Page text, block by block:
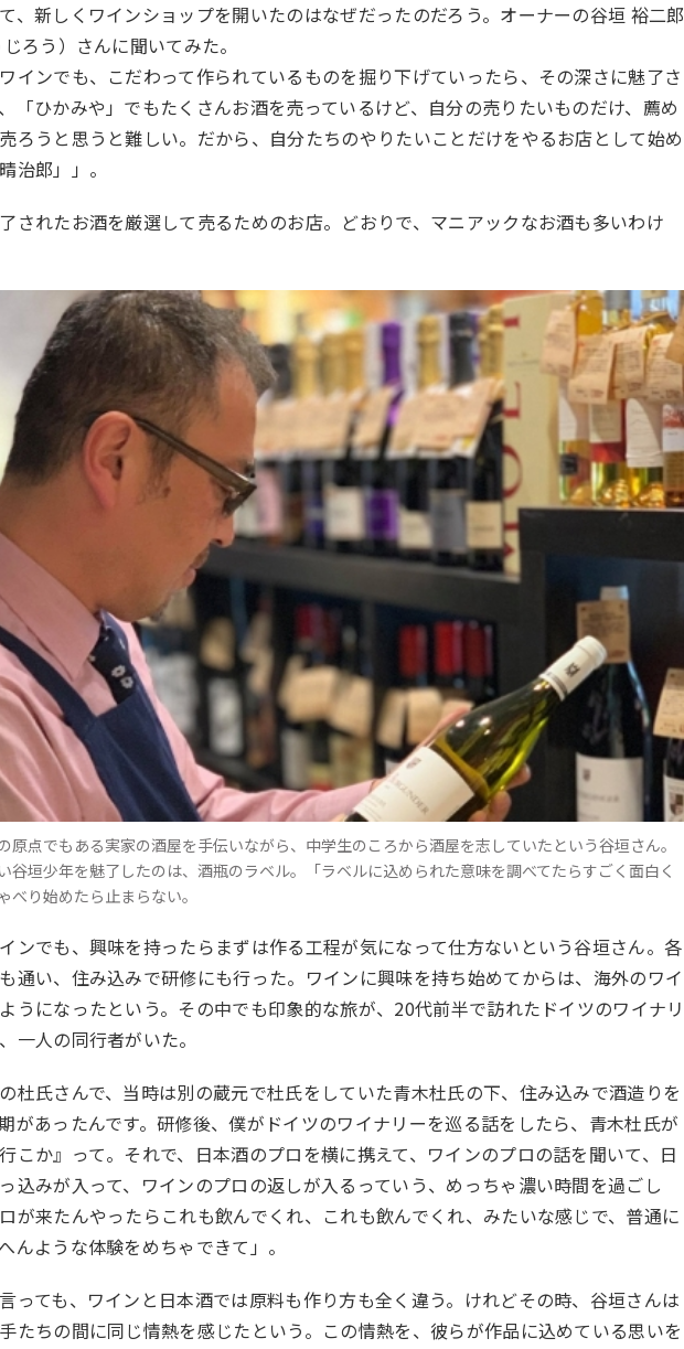
、新しくワインショップを開いたのはなぜだったのだろう。オーナーの谷垣 裕二郎
じろう）さんに聞いてみた。
インでも、こだわって作られているものを掘り下げていったら、その深さに魅了さ
「ひかみや」でもたくさんお酒を売っているけど、自分の売りたいものだけ、薦め
ろうと思うと難しい。だから、自分たちのやりたいことだけをやるお店として始め
治郎」」。
されたお酒を厳選して売るためのお店。どおりで、マニアックなお酒も多いわけ
原点でもある実家の酒屋を手伝いながら、中学生のころから酒屋を志していたという谷垣さん。
谷垣少年を魅了したのは、酒瓶のラベル。「ラベルに込められた意味を調べてたらすごく面白く
り始めたら止まらない。
ンでも、興味を持ったらまずは作る工程が気になって仕方ないという谷垣さん。各
通い、住み込みで研修にも行った。ワインに興味を持ち始めてからは、海外のワイ
うになったという。その中でも印象的な旅が、 20代前半で訪れたドイツのワイナリ
一人の同行者がいた。
杜氏さんで、当時は別の蔵元で杜氏をしていた青木杜氏の下、住み込みで酒造りを
があったんです。研修後、僕がドイツのワイナリーを巡る話をしたら、青木杜氏が
こか』って。それで、日本酒のプロを横に携えて、ワインのプロの話を聞いて、日
込みが入って、ワインのプロの返しが入るっていう、めっちゃ濃い時間を過ごし
が来たんやったらこれも飲んでくれ、これも飲んでくれ、みたいな感じで、普通に
んような体験をめちゃできて」。
っても、ワインと日本酒では原料も作り方も全く違う。けれどその時、谷垣さんは
たちの間に同じ情熱を感じたという。この情熱を、彼らが作品に込めている思いを